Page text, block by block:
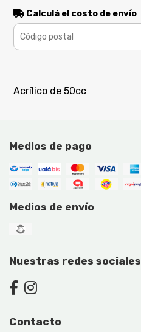
Calculá el costo de envío
Acrílico de 50cc
Medios de pago
Medios de envío
Nuestras redes sociales
Contacto